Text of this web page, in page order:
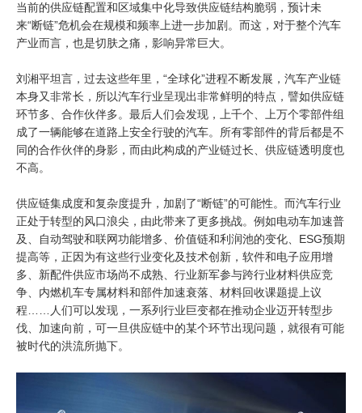
当前的供应链配置和区域集中化导致供应链结构脆弱，预计未
来“断链”危机会在规模和频率上进一步加剧。而这，对于整个汽车
产业而言，也是切肤之痛，影响异常巨大。
刘湘平坦言，过去这些年里，“全球化”进程不断发展，汽车产业链
本身又非常长，所以汽车行业呈现出非常鲜明的特点，譬如供应链
环节多、合作伙伴多。最后人们会发现，上千个、上万个零部件组
成了一辆能够在道路上安全行驶的汽车。所有零部件的背后都是不
同的合作伙伴的身影，而由此构成的产业链过长、供应链透明度也
不高。
供应链集成度和复杂度提升，加剧了“断链”的可能性。而汽车行业
正处于转型的风口浪尖，由此带来了更多挑战。例如电动车加速普
及、自动驾驶和联网功能增多、价值链和利润池的变化、ESG预期
提高等，正因为有这些行业变化及技术创新，软件和电子应用增
多、新配件供应市场尚不成熟、行业新军参与跨行业材料供应竞
争、内燃机车专属材料和部件加速衰落、材料回收课题提上议
程……人们可以发现，一系列行业巨变都在推动企业迈开转型步
伐、加速向前，可一旦供应链中的某个环节出现问题，就很有可能
被时代的洪流所抛下。